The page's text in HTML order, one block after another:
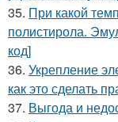
35. При какой
полистирола.
код]
36. Укрепление
как это сделать
37. Выгода и